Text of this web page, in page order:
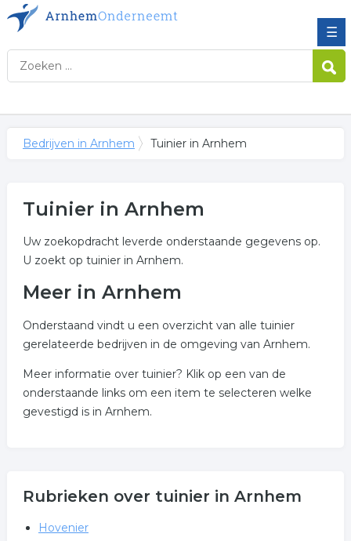
☰
Bedrijven in Arnhem Tuinier in Arnhem
Tuinier in Arnhem
Uw zoekopdracht leverde onderstaande gegevens op.
U zoekt op tuinier in Arnhem.
Meer in Arnhem
Onderstaand vindt u een overzicht van alle tuinier
gerelateerde bedrijven in de omgeving van Arnhem.
Meer informatie over tuinier? Klik op een van de
onderstaande links om een item te selecteren welke
gevestigd is in Arnhem.
Rubrieken over tuinier in Arnhem
Hovenier